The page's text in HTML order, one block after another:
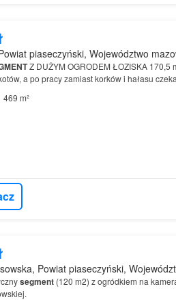
piaseczyński, Województwo
Z DUŻYM OGRODEM ŁOZISKA 170,5
a po pracy zamiast korków i hałasu
we własnym ogrodzie.Ten nowoczesny
469 m²
Powiat piaseczyński,
segment(120 m2) z ogródkiem na